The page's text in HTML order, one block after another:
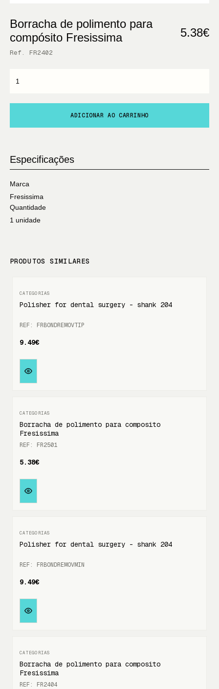
Borracha de polimento para
compósito Fresissima
5.38€
Ref. FR2402
ADICIONAR AO CARRINHO
Especificações
Marca
Fresissima
Quantidade
1 unidade
PRODUTOS SIMILARES
Polisher for dental surgery - shank 204
REF: FRBONDREMOVTIP
9.49€
Borracha de polimento para composito
Fresissima
REF: FR2501
5.38€
Polisher for dental surgery - shank 204
REF: FRBONDREMOVMIN
9.49€
Borracha de polimento para composito
Fresissima
REF: FR2404